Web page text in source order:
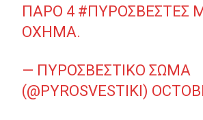
ΠΑΡΟ 4 #ΠΥΡΟΣΒΕΣΤΕΣ
ΟΧΗΜΑ.
— ΠΥΡΟΣΒΕΣΤΙΚΟ ΣΩΜΑ
(@PYROSVESTIKI)